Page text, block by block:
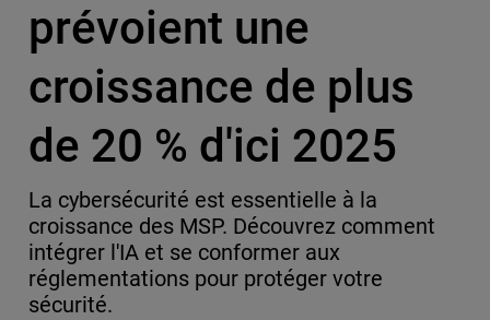
prévoient une
croissance de plus
de 20 % d'ici 2025
La cybersécurité est essentielle à la
croissance des MSP. Découvrez comment
intégrer l'IA et se conformer aux
réglementations pour protéger votre
sécurité.